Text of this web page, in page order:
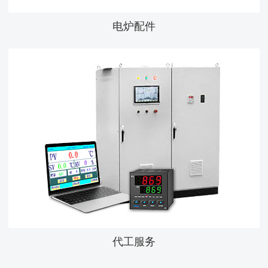
电炉配件
代工服务